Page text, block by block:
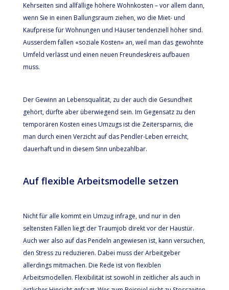
Kehrseiten sind allfällige höhere Wohnkosten – vor allem dann,
wenn Sie in einen Ballungsraum ziehen, wo die Miet- und
Kaufpreise für Wohnungen und Häuser tendenziell höher sind.
Ausserdem fallen «soziale Kosten» an, weil man das gewohnte
Umfeld verlässt und einen neuen Freundeskreis aufbauen
muss.
Der Gewinn an Lebensqualität, zu der auch die Gesundheit
gehört, dürfte aber überwiegend sein. Im Gegensatz zu den
temporären Kosten eines Umzugs ist die Zeitersparnis, die
man durch einen Verzicht auf das Pendler-Leben erreicht,
dauerhaft und in diesem Sinn unbezahlbar.
Auf flexible Arbeitsmodelle setzen
Nicht für alle kommt ein Umzug infrage, und nur in den
seltensten Fällen liegt der Traumjob direkt vor der Haustür.
Auch wer also auf das Pendeln angewiesen ist, kann versuchen,
den Stress zu reduzieren. Dabei muss der Arbeitgeber
allerdings mitmachen. Die Rede ist von flexiblen
Arbeitsmodellen. Flexibilität ist sowohl in zeitlicher als auch in